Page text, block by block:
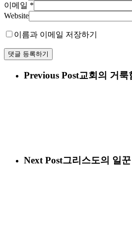
이메일 *
Website
이름과 이메일 저장하기
Previous Post교회의 거룩
Next Post그리스도의 일꾼